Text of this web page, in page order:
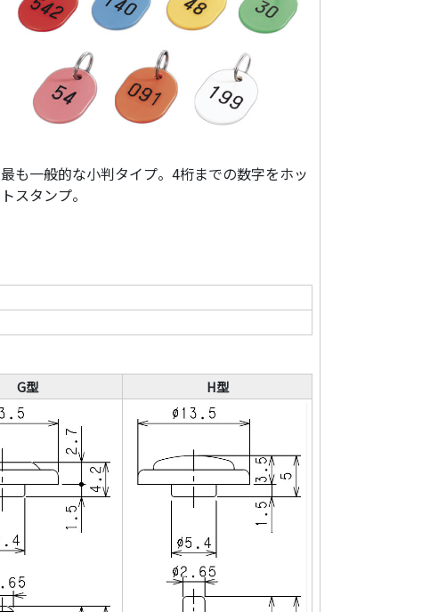
最も一般的な小判タイプ。4桁までの数字をホッ
トスタンプ。
G型 H型